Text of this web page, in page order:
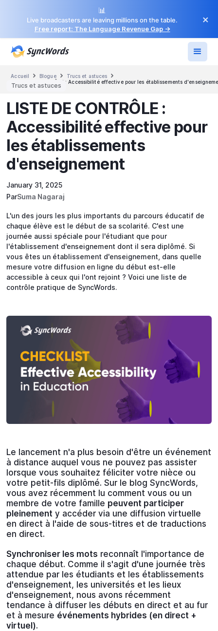
📊
Live broadcasters are leaving millions on the table.
Free report: The Language Revenue Gap →
×
Accueil  Blogue  Trucs et astuces 
LISTE DE CONTRÔLE : Accessibilité effective pour les établissements
Trucs et astuces
LISTE DE CONTRÔLE :
Accessibilité effective pour
les établissements
d'enseignement
January 31, 2025
ParSuma Nagaraj
L'un des jours les plus importants du parcours éducatif de
chaque élève est le début de sa scolarité. C'est une
journée aussi spéciale pour l'étudiant que pour
l'établissement d'enseignement dont il sera diplômé. Si
vous êtes un établissement d'enseignement, dans quelle
mesure votre diffusion en ligne du début est-elle
accessible à ceux qui l'ont rejoint ? Voici une liste de
contrôle pratique de SyncWords.
Le lancement n'a plus besoin d'être un événement
à distance auquel vous ne pouvez pas assister
lorsque vous souhaitez féliciter votre nièce ou
votre petit-fils diplômé. Sur le blog SyncWords,
vous avez récemment lu comment vous ou un
membre de votre famille peuvent participer
pleinement y accéder via une diffusion virtuelle
en direct à l'aide de sous-titres et de traductions
en direct.
Synchroniser les mots reconnaît l'importance de
chaque début. Comme il s'agit d'une journée très
attendue par les étudiants et les établissements
d'enseignement, les universités et les lieux
d'enseignement, nous avons récemment
tendance à diffuser les débuts en direct et au fur
et à mesure événements hybrides (en direct +
virtuel).